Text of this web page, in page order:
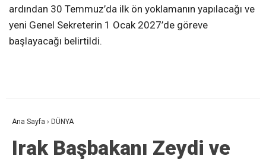
ardından 30 Temmuz’da ilk ön yoklamanın yapılacağı ve
yeni Genel Sekreterin 1 Ocak 2027’de göreve
başlayacağı belirtildi.
Ana Sayfa › DÜNYA
Irak Başbakanı Zeydi ve